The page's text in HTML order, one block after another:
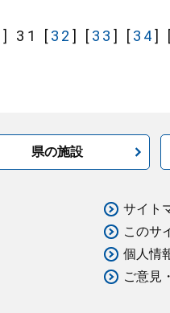
] 31 [ 32 ] [ 33 ] [ 34] [
県の施設
サイト
このサ
個人情
ご意見